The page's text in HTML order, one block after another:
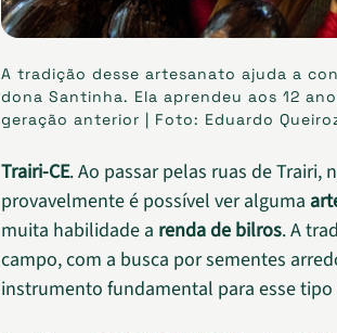
A tradição desse artesanato ajuda a
dona Santinha. Ela aprendeu aos 12
geração anterior | Foto: Eduardo
Trairi-CE. Ao passar pelas ruas de Trairi,
provavelmente é possível ver alguma
muita habilidade a renda de bilros. A
campo, com a busca por sementes
instrumento fundamental para esse